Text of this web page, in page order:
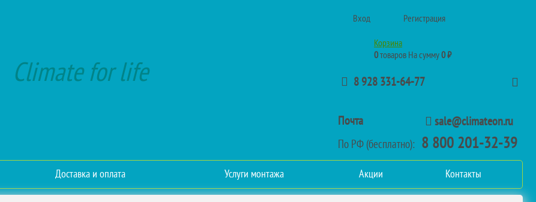
Climate for life
Вход Регистрация
Корзина
0товаров На сумму0 ₽
8 928 331-64-77
Почта sale@climateon.ru
По РФ (бесплатно): 8 800 201-32-39
Доставка и оплата Услуги монтажа Акции Контакты